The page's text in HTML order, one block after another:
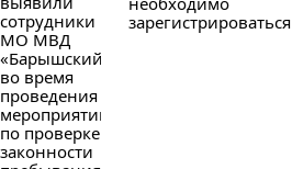
сотрудники
МО МВД
«Барышский»
во время
проведения
мероприятий
по проверке
законности
зарегистрироваться